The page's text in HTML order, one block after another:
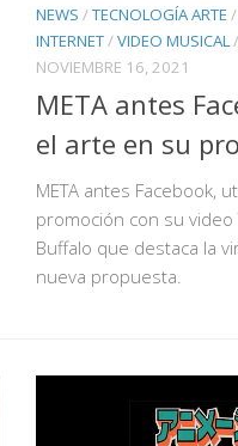
NEWS /TECNOLOGÍA ARTE /
INTERNET /VIDEO MUSICAL /
NOVIEMBRE 16, 2021
META antes
el arte en su
META antes Facebook,
promoción con su video
Buffalo que destaca la
nueva propuesta.